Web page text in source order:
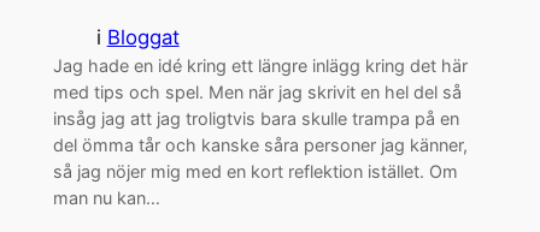
i Bloggat
Jag hade en idé kring ett längre inlägg kring det här
med tips och spel. Men när jag skrivit en hel del så
insåg jag att jag troligtvis bara skulle trampa på en
del ömma tår och kanske såra personer jag känner,
så jag nöjer mig med en kort reflektion istället. Om
man nu kan…